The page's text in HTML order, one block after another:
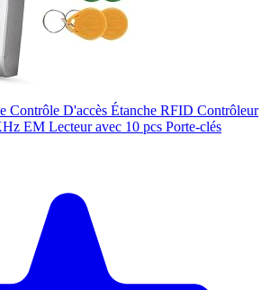
Contrôle D'accès Étanche RFID Contrôleur
EM Lecteur avec 10 pcs Porte-clés